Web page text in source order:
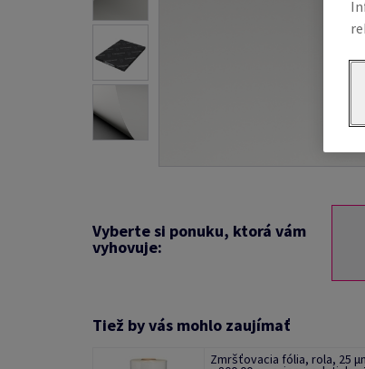
Vyberte si ponuku, ktorá vám
vyhovuje:
Tiež by vás mohlo zaujímať
Zmršťovacia fólia, rola, 25